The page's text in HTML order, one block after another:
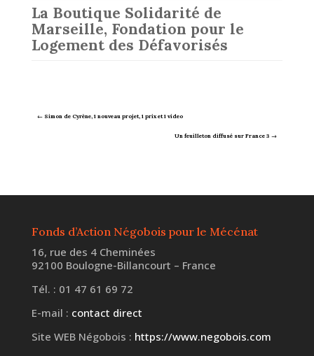
La Boutique Solidarité de
Marseille, Fondation pour le
Logement des Défavorisés
← Simon de Cyrène, 1 nouveau projet, 1 prix et 1 video
Un feuilleton diffusé sur France 3 →
Fonds d’Action Négobois pour le Mécénat
16, rue des 4 Cheminées
92100 Boulogne-Billancourt – France
Tél. : 01 47 61 69 72
E-mail : contact direct
Site WEB Négobois : https://www.negobois.com